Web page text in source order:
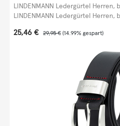
LINDENMANN Ledergürtel
LINDENMANN Ledergürtel Herren,
Verkaufspreis:
25,46 € Regulärer Preis:
29,95 € (14.99% gespart)